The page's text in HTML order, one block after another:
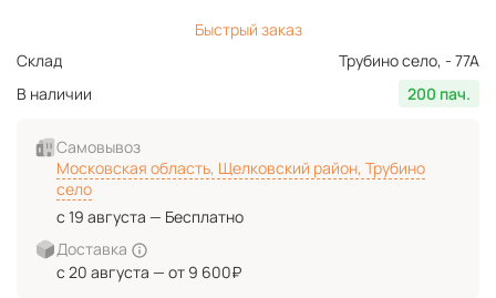
Быстрый заказ
Склад
Трубино село, - 77А
В наличии
200 пач.
Самовывоз
Московская область, Щелковский район, Трубино
село
с 19 августа — Бесплатно
Доставка
с 20 августа — от 9 600₽